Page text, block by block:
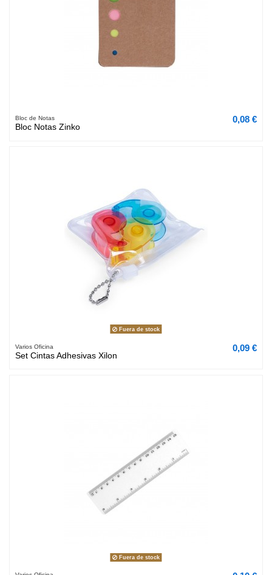
Bloc de Notas
Bloc Notas Zinko
0,08 €
Fuera de stock
Varios Oficina
Set Cintas Adhesivas Xilon
0,09 €
Fuera de stock